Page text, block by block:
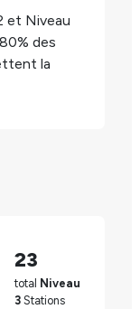
et Niveau
80% des
la
23
total Niveau
3 Stations